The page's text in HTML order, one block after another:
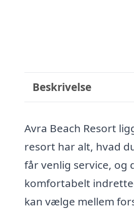
Beskrivelse
Avra Beach Resort
resort har alt, hvad
får venlig service, og
komfortabelt
kan vælge mellem